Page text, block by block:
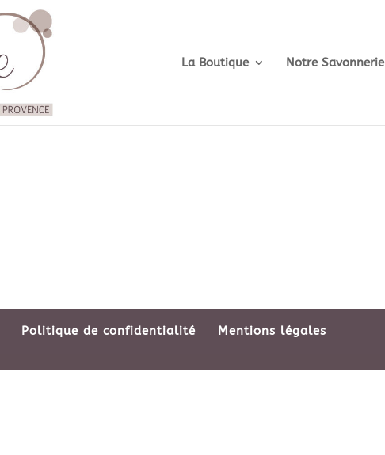
La Boutique Notre Savonnerie
Politique de confidentialité Mentions légales